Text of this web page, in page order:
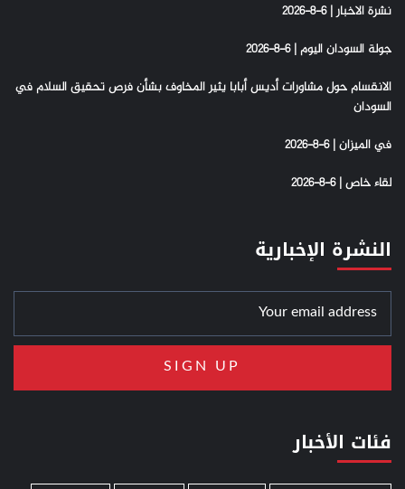
نشرة الاخبار | 6-8-2026
جولة السودان اليوم | 6-8-2026
الانقسام حول مشاورات أديس أبابا يثير المخاوف بشأن فرص تحقيق السلام في
السودان
في الميزان | 6-8-2026
لقاء خاص | 6-8-2026
النشرة الإخبارية
فئات الأخبار